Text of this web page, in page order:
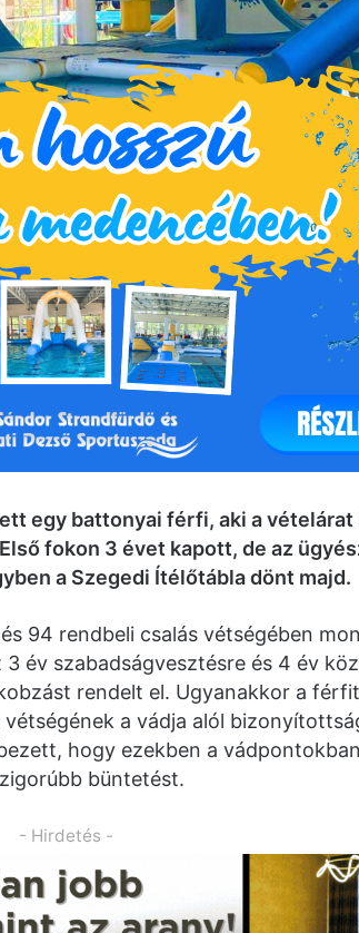
egy battonyai férfi, aki a
fokon 3 évet kapott, de az
a Szegedi Ítélőtábla dönt majd.
94 rendbeli csalás vétségében
év szabadságvesztésre és 4 év
rendelt el. Ugyanakkor a
a vádja alól
hogy ezekben a
büntetést.
- Hirdetés -